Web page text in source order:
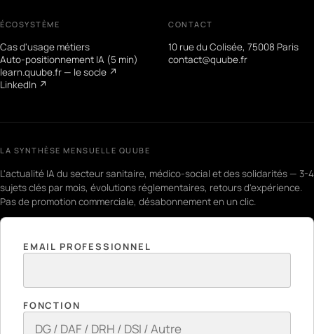
ÉCOSYSTÈME
Cas d'usage métiers
Auto-positionnement IA (5 min)
learn.quube.fr — le socle ↗
LinkedIn ↗
CONTACT
10 rue du Colisée, 75008 Paris
contact@quube.fr
LA SYNTHÈSE MENSUELLE QUUBE
L'actualité IA du secteur sanitaire, médico-social et des solidarités — 3-4
sujets clés par mois, évolutions réglementaires, retours d'expérience.
Pas de promotion commerciale, désabonnement en un clic.
EMAIL PROFESSIONNEL
FONCTION